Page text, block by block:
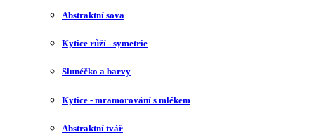
Abstraktní sova
Kytice růží - symetrie
Slunéčko a barvy
Kytice - mramorování s mlékem
Abstraktní tvář